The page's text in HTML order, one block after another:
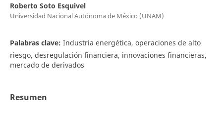
Roberto Soto Esquivel
Universidad Nacional Autónoma de México (UNAM)
Palabras clave: Industria energética, operaciones de alto
riesgo, desregulación financiera, innovaciones financieras,
mercado de derivados
Resumen